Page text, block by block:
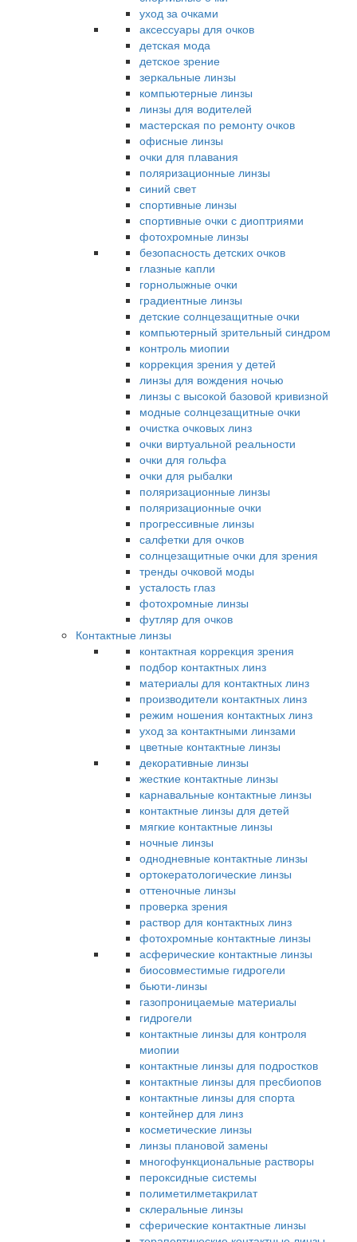
уход за очками
аксессуары для очков
детская мода
детское зрение
зеркальные линзы
компьютерные линзы
линзы для водителей
мастерская по ремонту очков
офисные линзы
очки для плавания
поляризационные линзы
синий свет
спортивные линзы
спортивные очки с диоптриями
фотохромные линзы
безопасность детских очков
глазные капли
горнолыжные очки
градиентные линзы
детские солнцезащитные очки
компьютерный зрительный синдром
контроль миопии
коррекция зрения у детей
линзы для вождения ночью
линзы с высокой базовой кривизной
модные солнцезащитные очки
очистка очковых линз
очки виртуальной реальности
очки для гольфа
очки для рыбалки
поляризационные линзы
поляризационные очки
прогрессивные линзы
салфетки для очков
солнцезащитные очки для зрения
тренды очковой моды
усталость глаз
фотохромные линзы
футляр для очков
Контактные линзы
контактная коррекция зрения
подбор контактных линз
материалы для контактных линз
производители контактных линз
режим ношения контактных линз
уход за контактными линзами
цветные контактные линзы
декоративные линзы
жесткие контактные линзы
карнавальные контактные линзы
контактные линзы для детей
мягкие контактные линзы
ночные линзы
однодневные контактные линзы
ортокератологические линзы
оттеночные линзы
проверка зрения
раствор для контактных линз
фотохромные контактные линзы
асферические контактные линзы
биосовместимые гидрогели
бьюти-линзы
газопроницаемые материалы
гидрогели
контактные линзы для контроля
миопии
контактные линзы для подростков
контактные линзы для пресбиопов
контактные линзы для спорта
контейнер для линз
косметические линзы
линзы плановой замены
многофункциональные растворы
пероксидные системы
полиметилметакрилат
склеральные линзы
сферические контактные линзы